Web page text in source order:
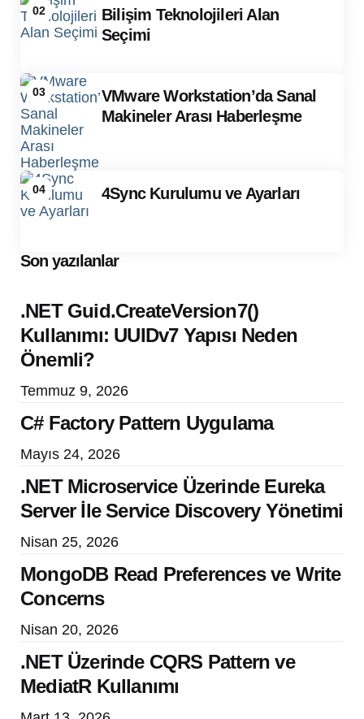
02
Bilişim Teknolojileri Alan
Seçimi
03
VMware Workstation’da Sanal
Makineler Arası Haberleşme
04 4Sync Kurulumu ve Ayarları
Son yazılanlar
.NET Guid.CreateVersion7()
Kullanımı: UUIDv7 Yapısı Neden
Önemli?
Temmuz 9, 2026
C# Factory Pattern Uygulama
Mayıs 24, 2026
.NET Microservice Üzerinde Eureka
Server İle Service Discovery Yönetimi
Nisan 25, 2026
MongoDB Read Preferences ve Write
Concerns
Nisan 20, 2026
.NET Üzerinde CQRS Pattern ve
MediatR Kullanımı